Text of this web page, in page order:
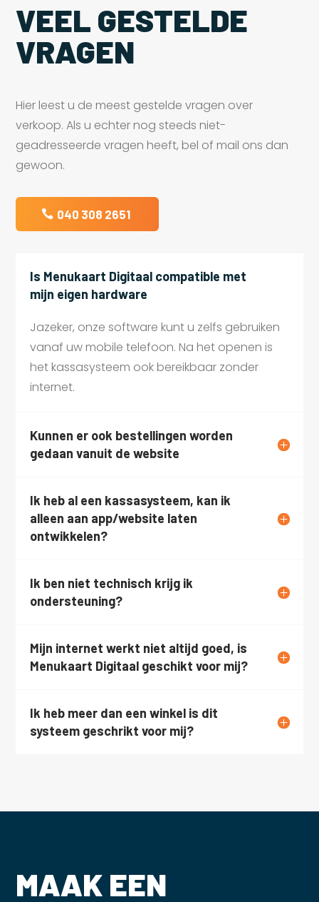
VEEL GESTELDE
VRAGEN
Hier leest u de meest gestelde vragen over
verkoop. Als u echter nog steeds niet-
geadresseerde vragen heeft, bel of mail ons dan
gewoon.
040 308 2651
Is Menukaart Digitaal compatible met
mijn eigen hardware
Jazeker, onze software kunt u zelfs gebruiken
vanaf uw mobile telefoon. Na het openen is
het kassasysteem ook bereikbaar zonder
internet.
Kunnen er ook bestellingen worden
gedaan vanuit de website
Ik heb al een kassasysteem, kan ik
alleen aan app/website laten
ontwikkelen?
Ik ben niet technisch krijg ik
ondersteuning?
Mijn internet werkt niet altijd goed, is
Menukaart Digitaal geschikt voor mij?
Ik heb meer dan een winkel is dit
systeem geschrikt voor mij?
MAAK EEN